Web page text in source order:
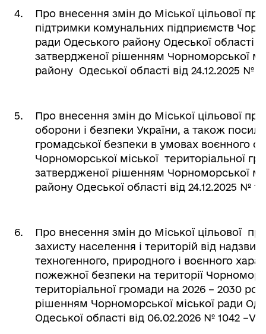
4.
Про внесення змін до Міської цільової
підтримки комунальних підприємств
ради Одеського району Одеської області
затвердженої рішенням Чорноморської
району Одеської області від 24.12.2025 №
5.
Про внесення змін до Міської цільової
оборони і безпеки України, а також
громадської безпеки в умовах воєнного
Чорноморської міської територіальної
затвердженої рішенням Чорноморської
району Одеської області від 24.12.2025 №
6.
Про внесення змін до Міської цільової
захисту населення і територій від
техногенного, природного і воєнного
пожежної безпеки на території
територіальної громади на 2026 – 2030
рішенням Чорноморської міської ради
Одеської області від 06.02.2026 № 1042